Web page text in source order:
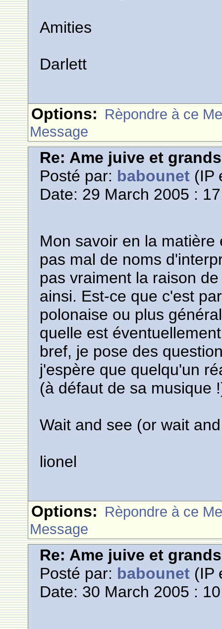
Amities
Darlett
Options: Rèpondre à ce
Message
Re: Ame juive et
Posté par: babounet (IP
Date: 29 March 2005 :
Mon savoir en la
pas mal de noms
pas vraiment la raison
ainsi. Est-ce que c'est
polonaise ou plus
quelle est
bref, je pose des
j'espère que quelqu'un
(à défaut de sa musique
Wait and see (or wait
lionel
Options: Rèpondre à ce
Message
Re: Ame juive et
Posté par: babounet (IP
Date: 30 March 2005 :